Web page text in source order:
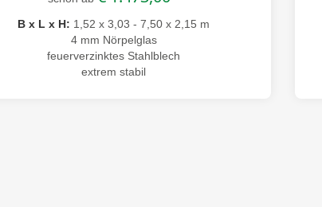
B x L x H: 1,52 x 3,03 - 7,50 x 2,15 m
4 mm Nörpelglas
feuerverzinktes Stahlblech
extrem stabil